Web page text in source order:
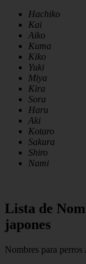
Hachiko
Kai
Aiko
Kuma
Kiko
Yuki
Miya
Kira
Sora
Haru
Aki
Kotaro
Sakura
Shiro
Nami
Lista de
japones
Nombres para perros